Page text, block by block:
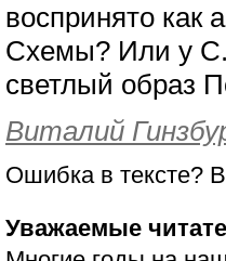
воспринято как
Схемы? Или у
светлый образ
Виталий
Ошибка в тексте?
Уважаемые